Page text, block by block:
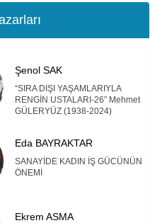
Şenol SAK
“SIRA DIŞI YAŞAMLARIYLA
RENGİN USTALARI-26” Mehmet
GÜLERYÜZ (1938-2024)
Eda BAYRAKTAR
SANAYİDE KADIN İŞ GÜCÜNÜN
ÖNEMİ
Ekrem ASMA